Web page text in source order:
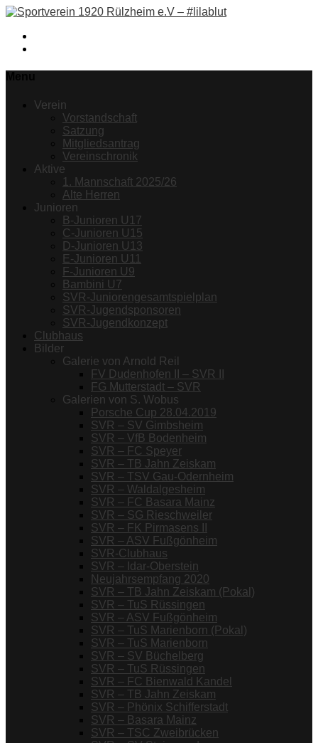
Verein
Vorstandschaft
Satzung
Mitgliedsantrag
Vereinschronik
Aktive
1. Mannschaft 2025/26
Alte Herren
Junioren
B-Junioren U17
C-Junioren U15
D-Junioren U13
E-Junioren U11
F-Junioren U9
Bambini U7
SVR-Juniorengesamtspielplan
SVR-Jugendsponsoren
SVR-Jugendkonzept
Clubhaus
Bilder
Galerie von Arnold Reil
FV Dudenhofen II – SVR II
FG Mutterstadt – SVR
Galerien von S. Wobus
Porsche Cup 28.04.2019
SVR – SV Gimbsheim
SVR – VfB Bodenheim
SVR – FC Speyer
SVR – TB Jahn Zeiskam
SVR – TSV Gau-Odernheim
SVR – Waldalgesheim
SVR – FC Basara Mainz
SVR – SG Rieschweiler
SVR – FK Pirmasens II
SVR – ASV Fußgönheim
SVR-Clubhaus
SVR – Idar-Oberstein
Neujahrsempfang 2020
SVR – TB Jahn Zeiskam (Pokal)
SVR – TuS Rüssingen
SVR – ASV Fußgönheim
SVR – TuS Marienborn (Pokal)
SVR – TuS Marienborn
SVR – SV Büchelberg
SVR – TuS Rüssingen
SVR – FC Bienwald Kandel
SVR – TB Jahn Zeiskam
SVR – Phönix Schifferstadt
SVR – Basara Mainz
SVR – TSC Zweibrücken